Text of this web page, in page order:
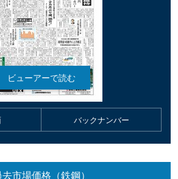
バックナンバー
市場価格（鉄鋼）